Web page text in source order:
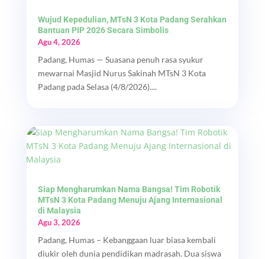
Wujud Kepedulian, MTsN 3 Kota Padang Serahkan
Bantuan PIP 2026 Secara Simbolis
Agu 4, 2026
Padang, Humas — Suasana penuh rasa syukur
mewarnai Masjid Nurus Sakinah MTsN 3 Kota
Padang pada Selasa (4/8/2026)....
Siap Mengharumkan Nama Bangsa! Tim Robotik
MTsN 3 Kota Padang Menuju Ajang Internasional
di Malaysia
Agu 3, 2026
Padang, Humas – Kebanggaan luar biasa kembali
diukir oleh dunia pendidikan madrasah. Dua siswa